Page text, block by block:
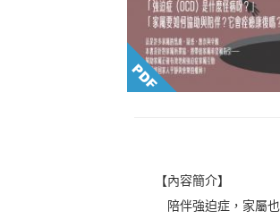
【內容簡介】
陪伴強迫症，家屬也